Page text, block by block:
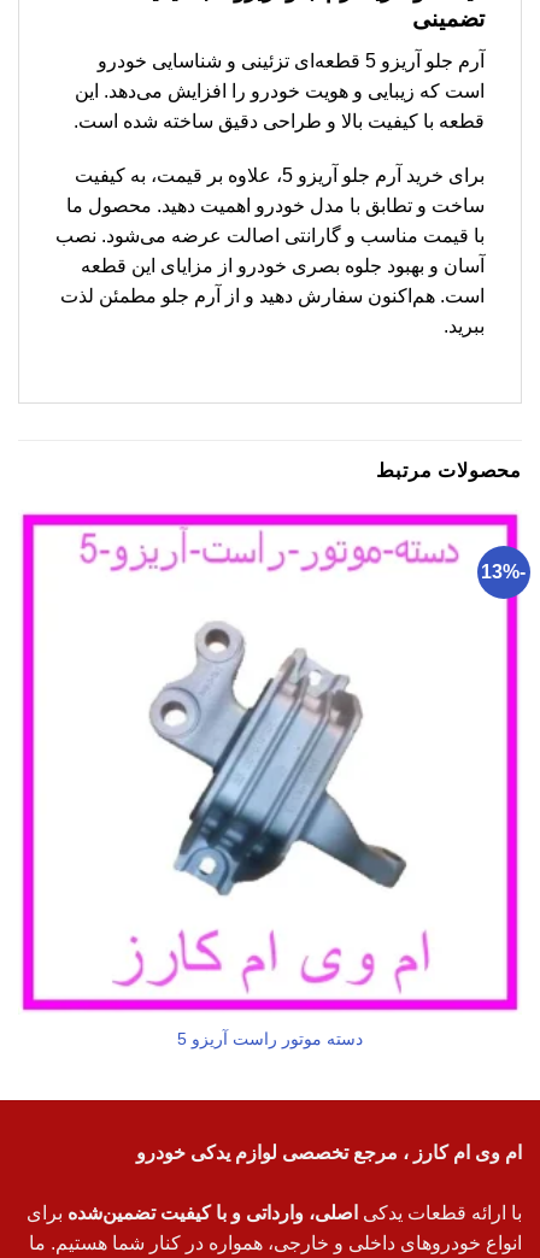
تضمینی
آرم جلو آریزو 5 قطعه‌ای تزئینی و شناسایی خودرو
است که زیبایی و هویت خودرو را افزایش می‌دهد. این
قطعه با کیفیت بالا و طراحی دقیق ساخته شده است.
برای خرید آرم جلو آریزو 5، علاوه بر قیمت، به کیفیت
ساخت و تطابق با مدل خودرو اهمیت دهید. محصول ما
با قیمت مناسب و گارانتی اصالت عرضه می‌شود. نصب
آسان و بهبود جلوه بصری خودرو از مزایای این قطعه
است. هم‌اکنون سفارش دهید و از آرم جلو مطمئن لذت
ببرید.
محصولات مرتبط
-13%
دسته موتور راست آریزو 5
ام وی ام کارز ، مرجع تخصصی لوازم یدکی خودرو
با ارائه قطعات یدکی اصلی، وارداتی و با کیفیت تضمین‌شده برای
انواع خودروهای داخلی و خارجی، همواره در کنار شما هستیم. ما